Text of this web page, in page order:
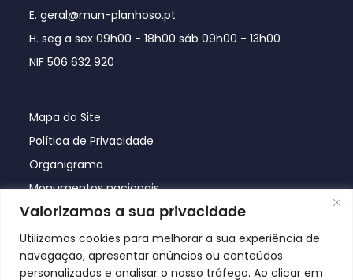
Valorizamos a sua privacidade
Utilizamos cookies para melhorar a sua experiência de
navegação, apresentar anúncios ou conteúdos
personalizados e analisar o nosso tráfego. Ao clicar em
E. geral@mun-planhoso.pt
H. seg a sex 09h00 - 18h00 sáb 09h00 - 13h00
NIF 506 632 920
Mapa do Site
Política de Privacidade
Organigrama
Monumentos nacionais